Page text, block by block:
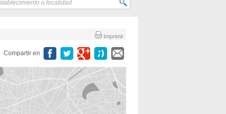
Imprimir
Compartir en